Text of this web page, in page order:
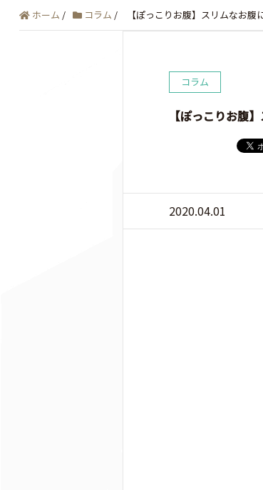
ホーム / コラム / 【ぽっこりお腹】スリムなお腹
コラム
【ぽっこりお腹
2020.04.01